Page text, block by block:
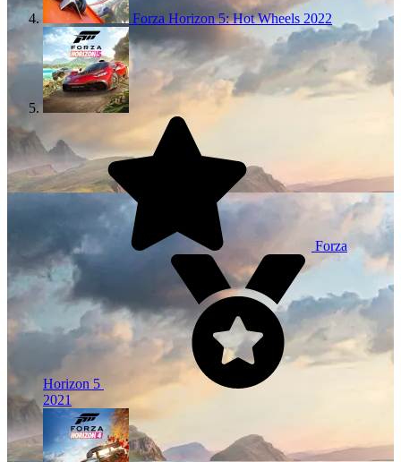
Forza Horizon 5: Hot Wheels 2022
Forza
Horizon 5
2021